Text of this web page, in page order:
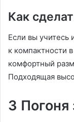
Как
Если вы учитесь
к компактности
комфортный
Подходящая
3 Погоня